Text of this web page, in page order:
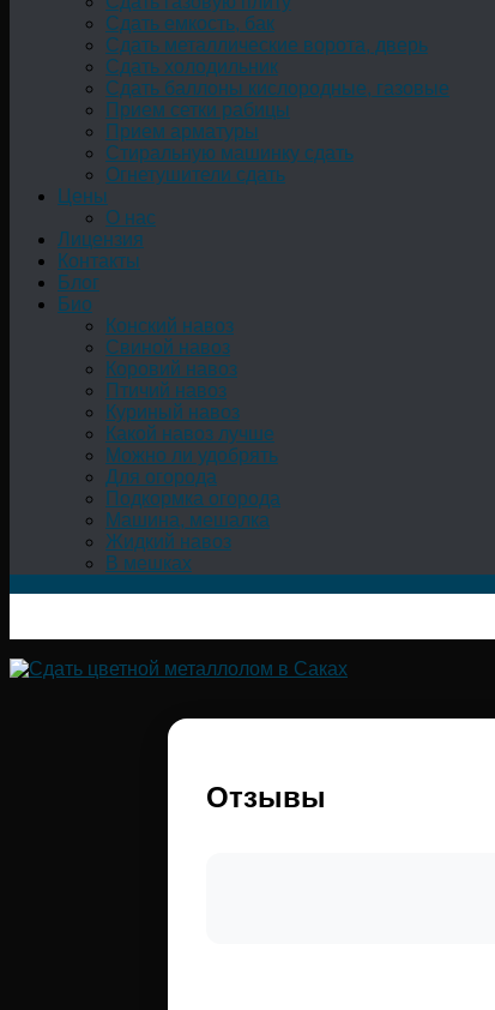
Сдать емкость, бак
Cдать металлические ворота, дверь
Сдать холодильник
Сдать баллоны кислородные, газовые
Прием сетки рабицы
Прием арматуры
Стиральную машинку сдать
Огнетушители сдать
Цены
О нас
Лицензия
Контакты
Блог
Био
Конский навоз
Свиной навоз
Коровий навоз
Птичий навоз
Куриный навоз
Какой навоз лучше
Можно ли удобрять
Для огорода
Подкормка огорода
Машина, мешалка
Жидкий навоз
В мешках
Отзывы